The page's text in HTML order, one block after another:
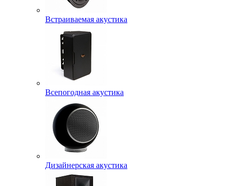
Встраиваемая акустика
Всепогодная акустика
Дизайнерская акустика